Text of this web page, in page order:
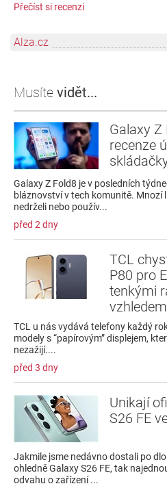
Přečíst si recenzi
Alza.cz
Musíte vidět...
Galaxy Z
recenze
Galaxy Z Fold8 je v posledních
bláznovství v tech komunitě. Mnozí
nedrželi nebo použív...
před 2 dny
TCL
P80 pro
tenkými
vzhledem
TCL u nás vydává telefony každý
modely s “papírovým” displejem,
nezažijí....
před 3 dny
Unikají
S26 FE
Jakmile jsme nedávno dostali po
ohledně Galaxy S26 FE, tak
odvahu o zařízení ...